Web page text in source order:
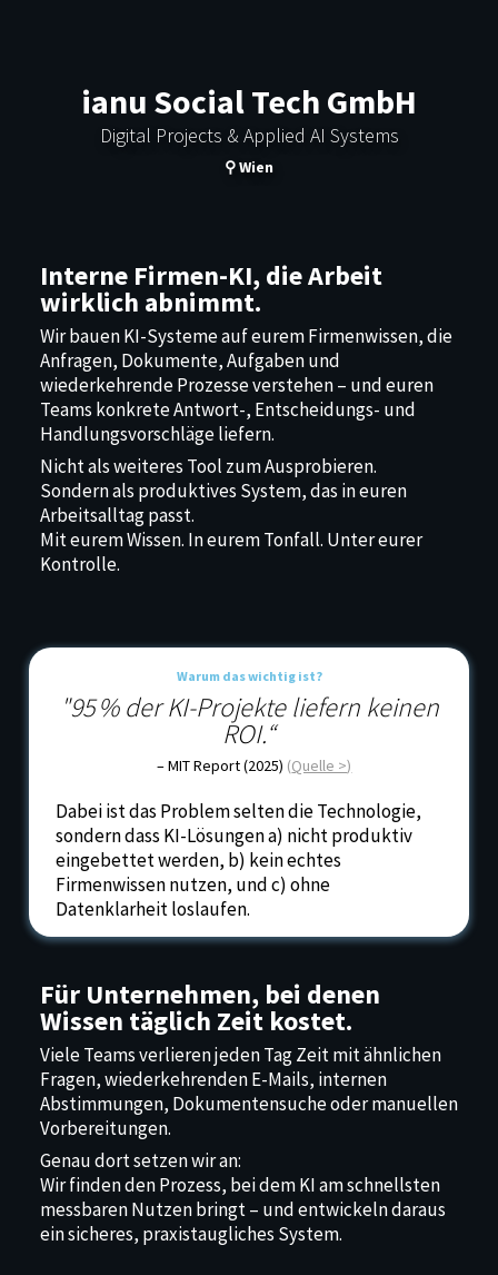
ianu Social Tech GmbH
Digital Projects & Applied AI Systems
⚲ Wien
Interne Firmen-KI, die Arbeit
wirklich abnimmt.
Wir bauen KI-Systeme auf eurem Firmenwissen, die
Anfragen, Dokumente, Aufgaben und
wiederkehrende Prozesse verstehen – und euren
Teams konkrete Antwort-, Entscheidungs- und
Handlungsvorschläge liefern.
Nicht als weiteres Tool zum Ausprobieren.
Sondern als produktives System, das in euren
Arbeitsalltag passt.
Mit eurem Wissen. In eurem Tonfall. Unter eurer
Kontrolle.
Warum das wichtig ist?
"95 % der KI-Projekte liefern keinen
ROI.“
– MIT Report (2025) (Quelle >)
Dabei ist das Problem selten die Technologie,
sondern dass KI-Lösungena) nicht produktiv
eingebettet werden, b) kein echtes
Firmenwissen nutzen, und c) ohne
Datenklarheit loslaufen.
Für Unternehmen, bei denen
Wissen täglich Zeit kostet.
Viele Teams verlieren jeden Tag Zeit mit ähnlichen
Fragen, wiederkehrenden E-Mails, internen
Abstimmungen, Dokumentensuche oder manuellen
Vorbereitungen.
Genau dort setzen wir an:
Wir finden den Prozess, bei dem KI am schnellsten
messbaren Nutzen bringt – und entwickeln daraus
ein sicheres, praxistaugliches System.